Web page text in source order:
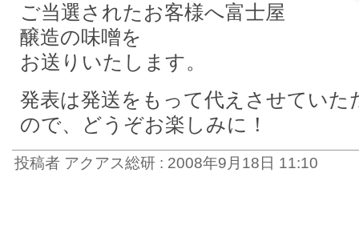
ご当選されたお客様へ富士屋
醸造の味噌を
お送りいたします。
発表は発送をもって代えさせていた
ので、どうぞお楽しみに！
投稿者 アクアス総研 : 2008年9月18日 11:10